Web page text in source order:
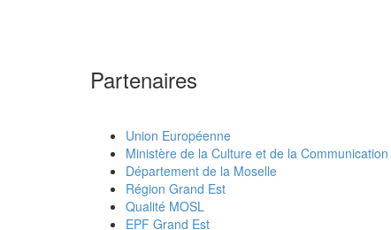
Partenaires
Union Européenne
Ministère de la Culture et de la Communication
Département de la Moselle
Région Grand Est
Qualité MOSL
EPF Grand Est